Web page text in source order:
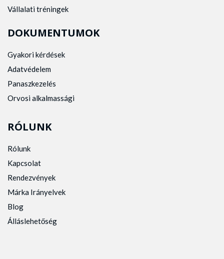
Vállalati tréningek
DOKUMENTUMOK
Gyakori kérdések
Adatvédelem
Panaszkezelés
Orvosi alkalmassági
RÓLUNK
Rólunk
Kapcsolat
Rendezvények
Márka Irányelvek
Blog
Álláslehetőség